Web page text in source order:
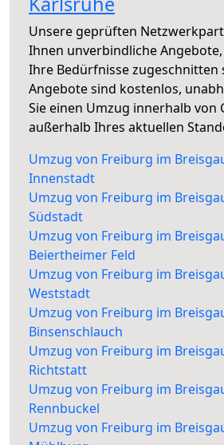
Unsere geprüften
Ihnen unverbindliche
Ihre Bedürfnisse zugeschnitten
Angebote sind kostenlos,
Sie einen Umzug innerhalb von
außerhalb Ihres aktuellen
Umzug von Freiburg im
Innenstadt
Umzug von Freiburg im
Südstadt
Umzug von Freiburg im
Beiertheimer Feld
Umzug von Freiburg im
Weststadt
Umzug von Freiburg im
Binsenschlauch
Umzug von Freiburg im
Richtstatt
Umzug von Freiburg im
Rennbuckel
Umzug von Freiburg im